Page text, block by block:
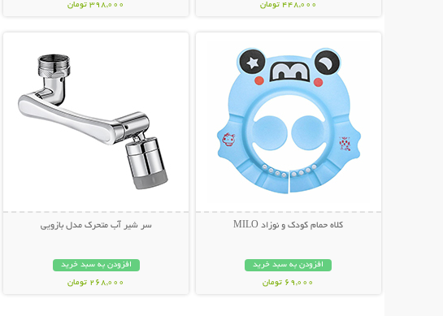
448,000 تومان
398,000 تومان
کلاه حمام کودک و نوزاد MILO
افزودن به سبد خرید
69,000 تومان
سر شیر آب متحرک مدل بازویی
افزودن به سبد خرید
268,000 تومان